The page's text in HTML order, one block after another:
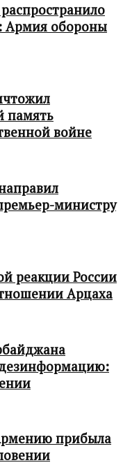
Армия обороны
память
войне
министру
реакции России
Арцаха
прибыла